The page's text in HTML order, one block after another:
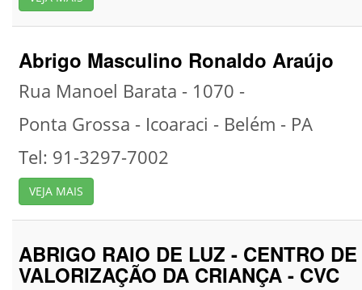
Abrigo Masculino Ronaldo Araújo
Rua Manoel Barata - 1070 -
Ponta Grossa - Icoaraci - Belém - PA
Tel: 91-3297-7002
VEJA MAIS
ABRIGO RAIO DE LUZ - CENTRO DE
VALORIZAÇÃO DA CRIANÇA - CVC